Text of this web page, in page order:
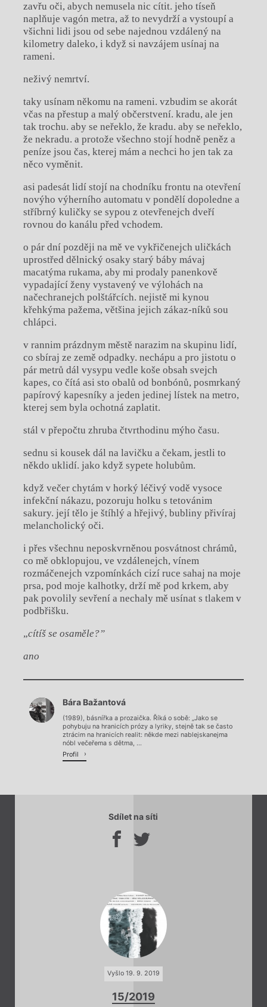
zavřu oči, abych nemusela nic cítit. jeho tíseň
naplňuje vagón metra, až to nevydrží a vystoupí a
všichni lidi jsou od sebe najednou vzdálený na
kilometry daleko, i když si navzájem usínaj na
rameni.
neživý nemrtví.
taky usínam někomu na rameni. vzbudim se akorát
včas na přestup a malý občerstvení. kradu, ale jen
tak trochu. aby se neřeklo, že kradu. aby se neřeklo,
že nekradu. a protože všechno stojí hodně peněz a
peníze jsou čas, kterej mám a nechci ho jen tak za
něco vyměnit.
asi padesát lidí stojí na chodníku frontu na otevření
novýho výherního automatu v pondělí dopoledne a
stříbrný kuličky se sypou z otevřenejch dveří
rovnou do kanálu před vchodem.
o pár dní později na mě ve vykřičenejch uličkách
uprostřed dělnický osaky starý báby mávaj
macatýma rukama, aby mi prodaly panenkově
vypadající ženy vystavený ve výlohách na
načechranejch polštářcích. nejistě mi kynou
křehkýma pažema, většina jejich zákaz-níků sou
chlápci.
v rannim prázdnym městě narazim na skupinu lidí,
co sbíraj ze země odpadky. nechápu a pro jistotu o
pár metrů dál vysypu vedle koše obsah svejch
kapes, co čítá asi sto obalů od bonbónů, posmrkaný
papírový kapesníky a jeden jedinej lístek na metro,
kterej sem byla ochotná zaplatit.
stál v přepočtu zhruba čtvrthodinu mýho času.
sednu si kousek dál na lavičku a čekam, jestli to
někdo uklidí. jako když sypete holubům.
když večer chytám v horký léčivý vodě vysoce
infekční nákazu, pozoruju holku s tetovánim
sakury. její tělo je štíhlý a hřejivý, bubliny přivíraj
melancholický oči.
i přes všechnu neposkvrněnou posvátnost chrámů,
co mě obklopujou, ve vzdálenejch, vínem
rozmáčenejch vzpomínkách cizí ruce sahaj na moje
prsa, pod moje kalhotky, drží mě pod krkem, aby
pak povolily sevření a nechaly mě usínat s tlakem v
podbřišku.
„cítíš se osaměle?”
ano
Chviličku.
Načítá se.
Bára Bažantová
(1989), básnířka a prozaička. Říká o sobě: „Jako se
pohybuju na hranicích prózy a lyriky, stejně tak se často
ztrácim na hranicích realit: někde mezi nablejskanejma
nóbl večeřema s dětma, ...
Profil
Sdílet na síti
Vyšlo 19. 9. 2019
15/2019